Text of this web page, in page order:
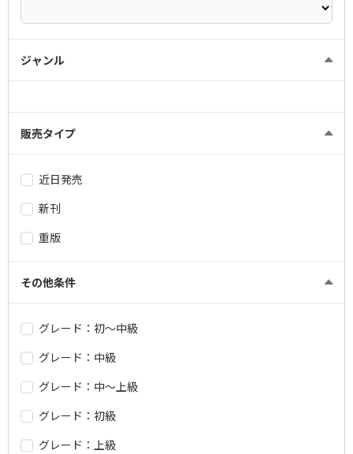
ジャンル
販売タイプ
近日発売
新刊
重版
その他条件
グレード：初～中級
グレード：中級
グレード：中～上級
グレード：初級
グレード：上級